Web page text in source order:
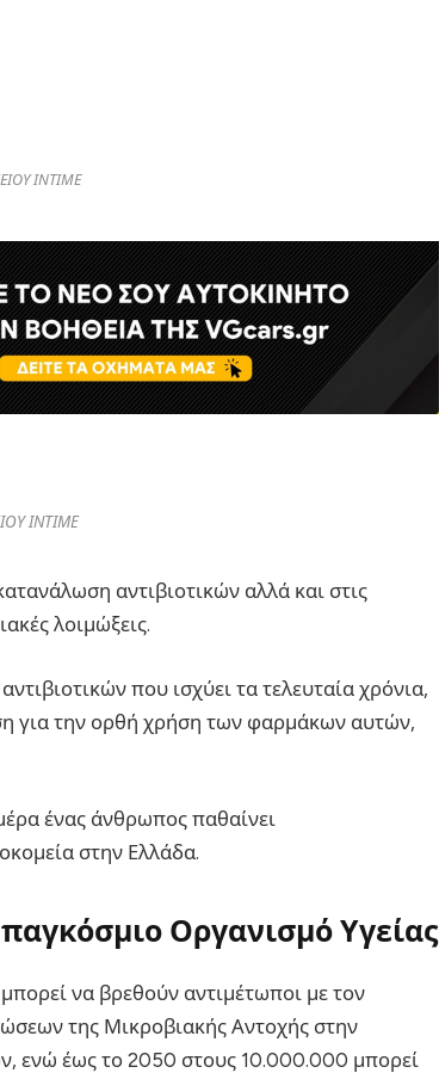
ΙΝΤΙΜΕ
ΙΝΤΙΜΕ
αντιβιοτικών αλλά και στις
λοιμώξεις.
που ισχύει τα τελευταία χρόνια,
για την ορθή χρήση των φαρμάκων αυτών,
ένας άνθρωπος παθαίνει
στην Ελλάδα.
Οργανισμό Υγείας
να βρεθούν αντιμέτωποι με τον
της Μικροβιακής Αντοχής στην
ενώ έως το 2050 στους 10.000.000 μπορεί